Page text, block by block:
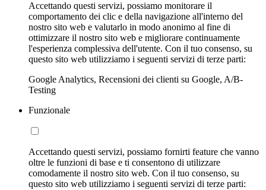
Accettando questi servizi, possiamo monitorare il
comportamento dei clic e della navigazione all'interno del
nostro sito web e valutarlo in modo anonimo al fine di
ottimizzare il nostro sito web e migliorare continuamente
l'esperienza complessiva dell'utente. Con il tuo consenso, su
questo sito web utilizziamo i seguenti servizi di terze parti:
Google Analytics, Recensioni dei clienti su Google, A/B-
Testing
Funzionale
Accettando questi servizi, possiamo fornirti feature che vanno
oltre le funzioni di base e ti consentono di utilizzare
comodamente il nostro sito web. Con il tuo consenso, su
questo sito web utilizziamo i seguenti servizi di terze parti: